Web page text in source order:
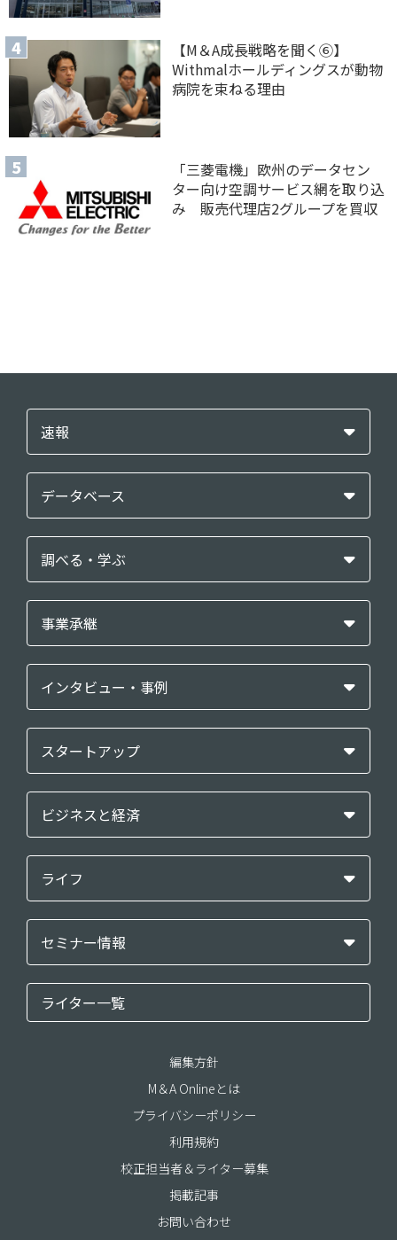
【M＆A 成長戦略を聞く⑥】
Withmalホールディングスが動物
病院を束ねる理由
「三菱電機」欧州のデータセン
ター向け空調サービス網を取り込
み 販売代理店2グループを買収
速報
データベース
調べる・学ぶ
事業承継
インタビュー・事例
スタートアップ
ビジネスと経済
ライフ
セミナー情報
ライター一覧
編集方針
M＆A Onlineとは
プライバシーポリシー
利用規約
校正担当者＆ライター募集
掲載記事
お問い合わせ